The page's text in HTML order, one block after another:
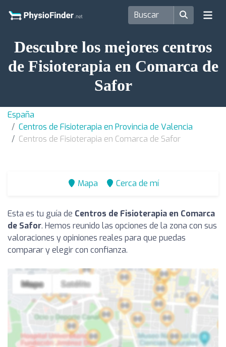
Descubre los mejores centros
de Fisioterapia en Comarca de
Safor
España
Centros de Fisioterapia en Provincia de Valencia
Centros de Fisioterapia en Comarca de Safor
Mapa Cerca de mí
Esta es tu guía de Centros de Fisioterapia en Comarca
de Safor. Hemos reunido las opciones de la zona con sus
valoraciones y opiniones reales para que puedas
comparar y elegir con confianza.